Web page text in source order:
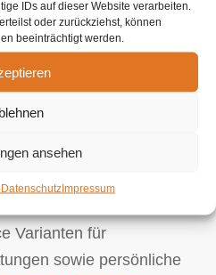
IDs auf dieser Website verarbeiten.
oder zurückziehst, können
beeinträchtigt werden.
ansehen
DatenschutzImpressum
persönliches Event.
es sich dabei um Ihr
auch
Unser umfassendes
von luxuriösem
Varianten für
sowie persönliche